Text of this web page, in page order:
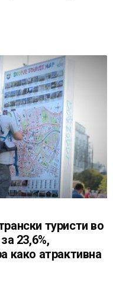
туристи во
23,6%,
како атрактивна